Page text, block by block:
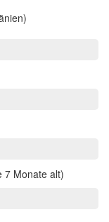
7 Monate alt)